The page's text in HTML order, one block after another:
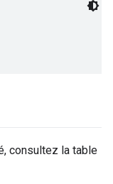
consultez la table